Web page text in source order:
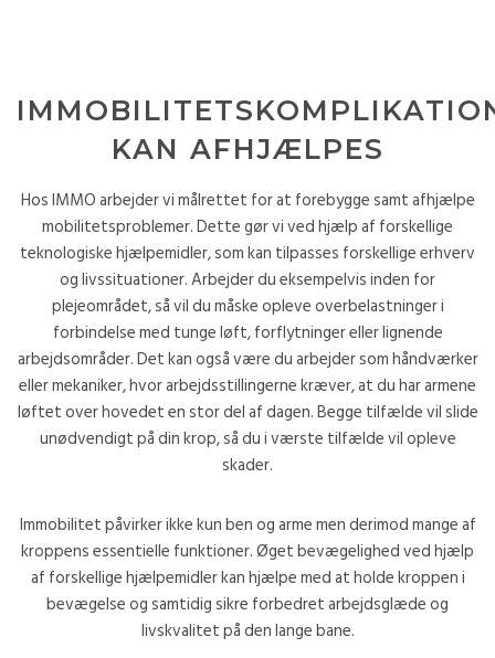
KAN AFHJÆLPES
Hos IMMO arbejder vi målrettet for at forebygge samt afhjælpe
mobilitetsproblemer. Dette gør vi ved hjælp af forskellige
teknologiske hjælpemidler, som kan tilpasses forskellige erhverv
og livssituationer. Arbejder du eksempelvis inden for
plejeområdet, så vil du måske opleve overbelastninger i
forbindelse med tunge løft, forflytninger eller lignende
arbejdsområder. Det kan også være du arbejder som håndværker
eller mekaniker, hvor arbejdsstillingerne kræver, at du har armene
løftet over hovedet en stor del af dagen. Begge tilfælde vil slide
unødvendigt på din krop, så du i værste tilfælde vil opleve
skader.
Immobilitet påvirker ikke kun ben og arme men derimod mange af
kroppens essentielle funktioner. Øget bevægelighed ved hjælp
af forskellige hjælpemidler kan hjælpe med at holde kroppen i
bevægelse og samtidig sikre forbedret arbejdsglæde og
livskvalitet på den lange bane.